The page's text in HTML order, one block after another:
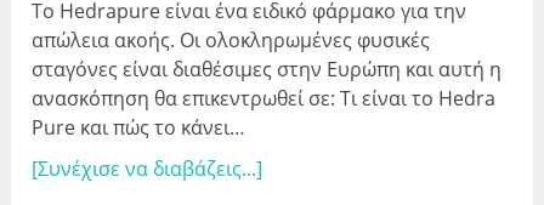
Το Hedrapure είναι ένα ειδικό φάρμακο για την
απώλεια ακοής. Οι ολοκληρωμένες φυσικές
σταγόνες είναι διαθέσιμες στην Ευρώπη και αυτή η
ανασκόπηση θα επικεντρωθεί σε: Τι είναι το Hedra
Pure και πώς το κάνει…
[Συνέχισε να διαβάζεις...]